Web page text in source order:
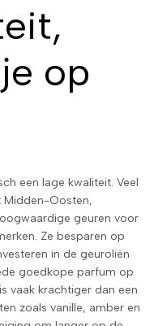
op
een lage kwaliteit. Veel
Midden-Oosten,
geuren voor
Ze besparen op
in de geuroliën
goedkope parfum op
vaak krachtiger dan een
zoals vanille, amber en